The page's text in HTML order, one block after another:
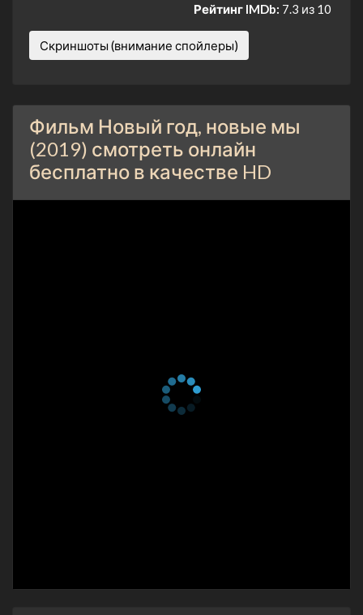
Рейтинг IMDb: 7.3 из 10
Скриншоты (внимание спойлеры)
Фильм Новый год, новые мы
(2019) смотреть онлайн
бесплатно в качестве HD